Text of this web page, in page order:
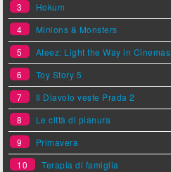
3
Hokum
4
Minions & Monsters
5
Ateez: Light the Way in Cinemas
6
Toy Story 5
7
Il Diavolo veste Prada 2
8
Le città di pianura
9
Primavera
10
Terapia di famiglia